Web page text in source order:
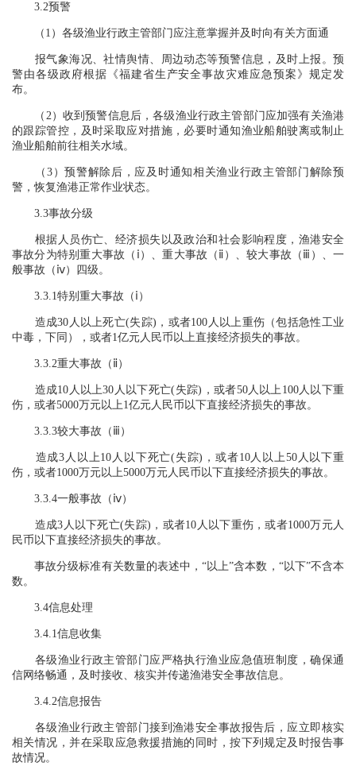
3.2预警
（1）各级渔业行政主管部门应注意掌握并及时向有关方面通
报气象海况、社情舆情、周边动态等预警信息，及时上报。预
警由各级政府根据《福建省生产安全事故灾难应急预案》规定发
布。
（2）收到预警信息后，各级渔业行政主管部门应加强有关渔港
的跟踪管控，及时采取应对措施，必要时通知渔业船舶驶离或制止
渔业船舶前往相关水域。
（3）预警解除后，应及时通知相关渔业行政主管部门解除预
警，恢复渔港正常作业状态。
3.3事故分级
根据人员伤亡、经济损失以及政治和社会影响程度，渔港安全
事故分为特别重大事故（ⅰ）、重大事故（ⅱ）、较大事故（ⅲ）、一
般事故（ⅳ）四级。
3.3.1特别重大事故（ⅰ）
造成30人以上死亡(失踪)，或者100人以上重伤（包括急性工业
中毒，下同），或者1亿元人民币以上直接经济损失的事故。
3.3.2重大事故（ⅱ）
造成10人以上30人以下死亡(失踪)，或者50人以上100人以下重
伤，或者5000万元以上1亿元人民币以下直接经济损失的事故。
3.3.3较大事故（ⅲ）
造成3人以上10人以下死亡(失踪)，或者10人以上50人以下重
伤，或者1000万元以上5000万元人民币以下直接经济损失的事故。
3.3.4一般事故（ⅳ）
造成3人以下死亡(失踪)，或者10人以下重伤，或者1000万元人
民币以下直接经济损失的事故。
事故分级标准有关数量的表述中，“以上”含本数，“以下”不含本
数。
3.4信息处理
3.4.1信息收集
各级渔业行政主管部门应严格执行渔业应急值班制度，确保通
信网络畅通，及时接收、核实并传递渔港安全事故信息。
3.4.2信息报告
各级渔业行政主管部门接到渔港安全事故报告后，应立即核实
相关情况，并在采取应急救援措施的同时，按下列规定及时报告事
故情况。